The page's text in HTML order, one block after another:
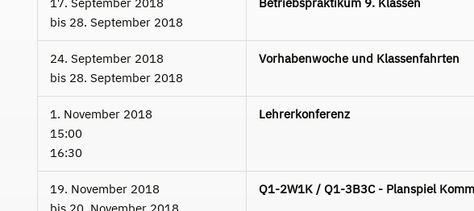
bis 28. September 2018
24. September 2018
bis 28. September 2018
Vorhabenwoche und Klassenfahrten
1. November 2018
15:00
16:30
Lehrerkonferenz
19. November 2018
Q1-2W1K / Q1-3B3C - Planspiel